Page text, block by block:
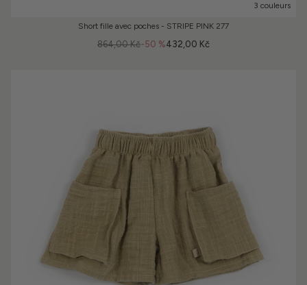
3 couleurs
Short fille avec poches - STRIPE PINK 277
-50 %
864,00 Kč 432,00 Kč